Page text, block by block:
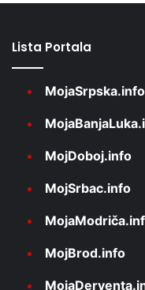
Lista Portala
MojaSrpska.info
MojDoboj.info
MojSrbac.info
MojBrod.info